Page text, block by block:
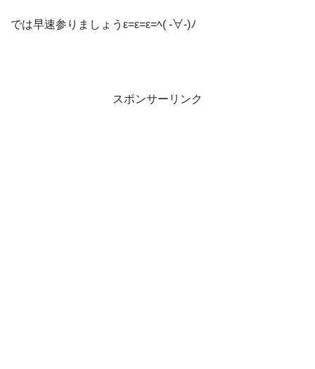
では早速参りましょうε=ε=ε=ﾍ( -∀-)ﾉ
スポンサーリンク